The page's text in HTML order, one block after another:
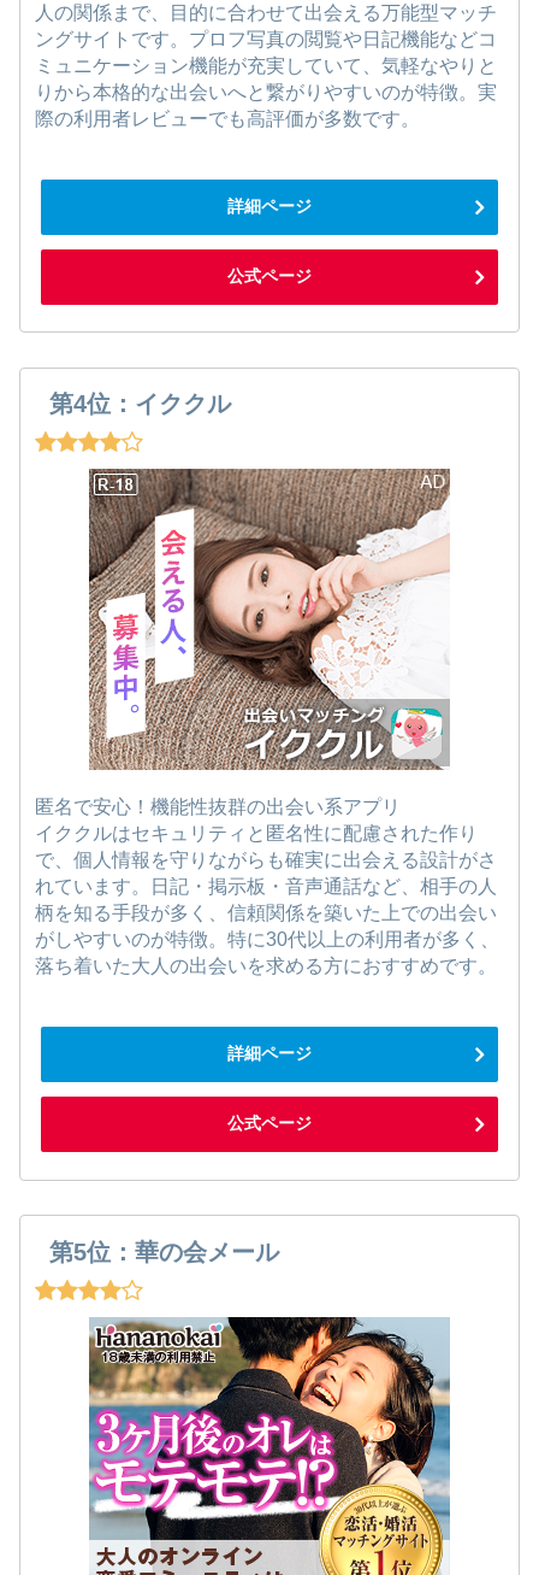
人の関係まで、目的に合わせて出会える万能型マッチ
ングサイトです。プロフ写真の閲覧や日記機能などコ
ミュニケーション機能が充実していて、気軽なやりと
りから本格的な出会いへと繋がりやすいのが特徴。実
際の利用者レビューでも高評価が多数です。
詳細ページ
公式ページ
第4位：イククル
匿名で安心！機能性抜群の出会い系アプリ
イククルはセキュリティと匿名性に配慮された作り
で、個人情報を守りながらも確実に出会える設計がさ
れています。日記・掲示板・音声通話など、相手の人
柄を知る手段が多く、信頼関係を築いた上での出会い
がしやすいのが特徴。特に30代以上の利用者が多く、
落ち着いた大人の出会いを求める方におすすめです。
詳細ページ
公式ページ
第5位：華の会メール